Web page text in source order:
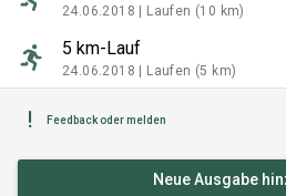
Neue Ausgabe
24.06.2018 | Laufen (10 km)
5 km-Lauf
24.06.2018 | Laufen (5 km)
Feedback oder melden